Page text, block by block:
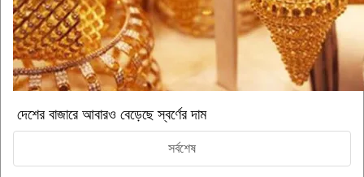
দেশের বাজারে আবারও বেড়েছে স্বর্ণের দাম
সর্বশেষ